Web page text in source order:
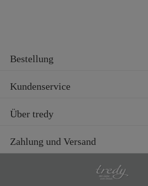
Bestellung
Kundenservice
Über tredy
Zahlung und Versand